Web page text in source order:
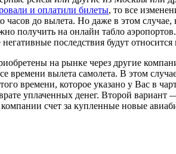
и оплатили билеты, то все
часов до вылета. Но даже в этом
получить на онлайн табло
последствия будут относится
на рынке через другие
времени вылета самолета. В этом
времени, которое указано у Вас в
уплаченных денег. Второй
счет за купленные новые